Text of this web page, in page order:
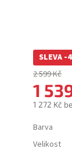
SLEVA -
2 599 Kč
1
1 272 Kč
cena:
Barva
Velikost